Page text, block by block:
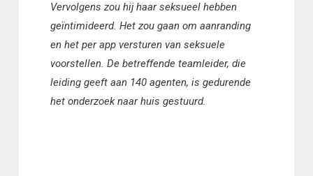
Vervolgens zou hij haar seksueel hebben
geïntimideerd. Het zou gaan om aanranding
en het per app versturen van seksuele
voorstellen. De betreffende teamleider, die
leiding geeft aan 140 agenten, is gedurende
het onderzoek naar huis gestuurd.